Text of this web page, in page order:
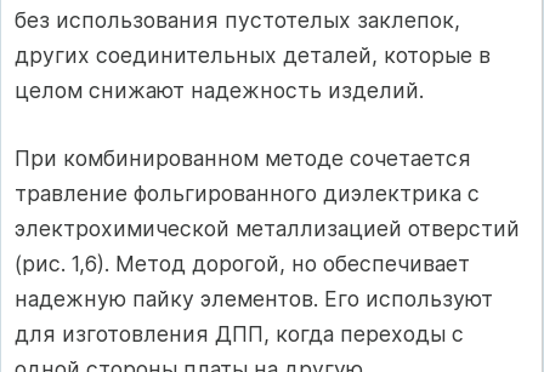
без использования пустотелых заклепок,
других соединительных деталей, которые в
целом снижают надежность изделий.
При комбинированном методе сочетается
травление фольгированного диэлектрика с
электрохимической металлизацией отверстий
(рис. 1,6). Метод дорогой, но обеспечивает
надежную пайку элементов. Его используют
для изготовления ДПП, когда переходы с